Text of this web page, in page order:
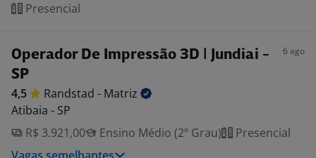
Presencial
Operador De Impressão 3D | Jundiai -
SP
6 ago
4,5 Randstad - Matriz
Atibaia - SP
R$ 3.921,00
Ensino Médio (2º Grau)
Presencial